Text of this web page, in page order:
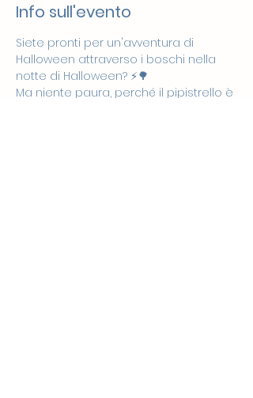
Info sull'evento
Siete pronti per un'avventura di
Halloween attraverso i boschi nella
notte di Halloween? ⚡️🌳
Ma niente paura, perché il pipistrello è